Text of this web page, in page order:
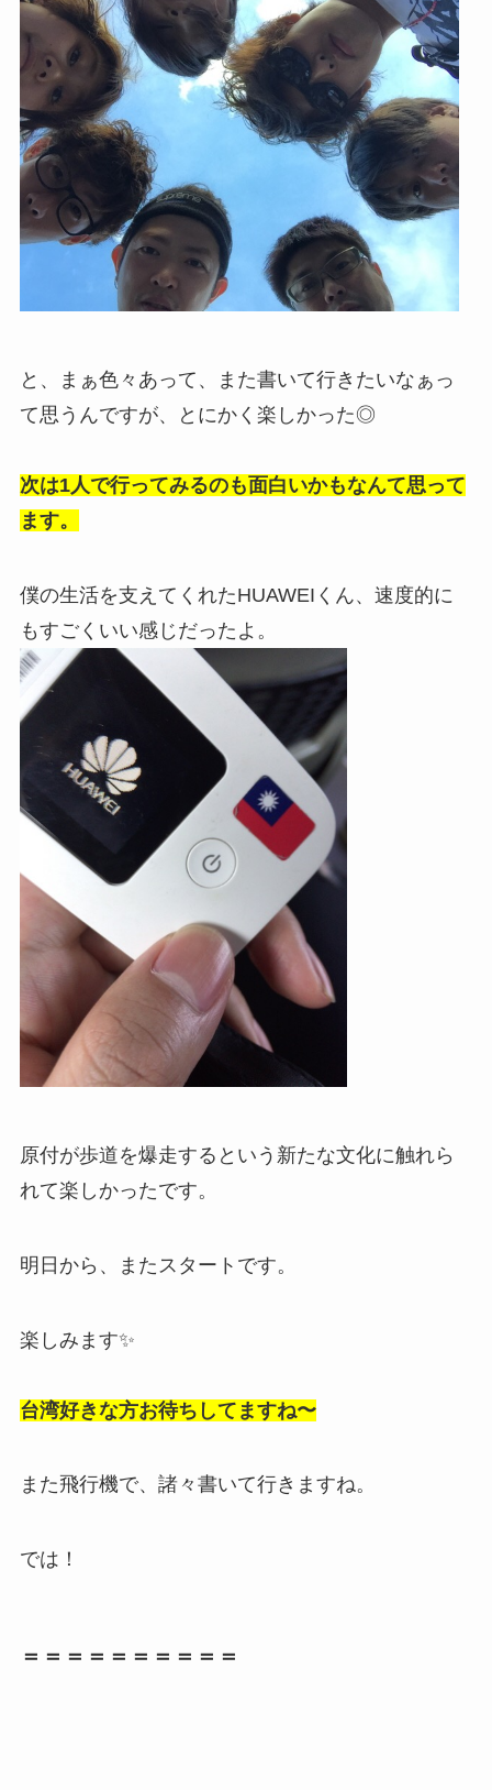
と、まぁ色々あって、また書いて行きたいなぁっ
て思うんですが、とにかく楽しかった◎
次は1人で行ってみるのも面白いかもなんて思って
ます。
僕の生活を支えてくれたHUAWEIくん、速度的に
もすごくいい感じだったよ。
原付が歩道を爆走するという新たな文化に触れら
れて楽しかったです。
明日から、またスタートです。
楽しみます✨
台湾好きな方お待ちしてますね〜
また飛行機で、諸々書いて行きますね。
では！
＝＝＝＝＝＝＝＝＝＝